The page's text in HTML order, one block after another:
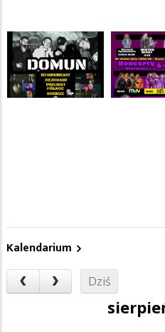
Kalendarium
Dziś